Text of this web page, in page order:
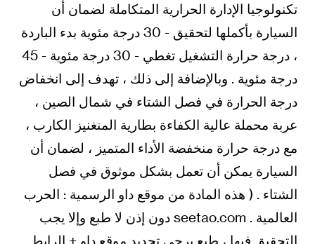
تكنولوجيا الإدارة الحرارية المتكاملة لضمان أن
السيارة بأكملها لتحقيق - 30 درجة مئوية بدء الباردة
، درجة حرارة التشغيل تغطي - 30 درجة مئوية - 45
درجة مئوية . وبالإضافة إلى ذلك ، تهدف إلى انخفاض
درجة الحرارة في فصل الشتاء في شمال الصين ،
عربة محملة عالية الكفاءة بطارية المنغنيز الكارب ،
مع درجة حرارة منخفضة الأداء المتميز ، لضمان أن
السيارة يمكن أن تعمل بشكل موثوق في فصل
الشتاء . ( هذه المادة من موقع داو الرسمية : الحرب
العالمية . seetao.com دون إذن لا طبع وإلا يجب
التحقيق فيها ، طبع يرجى تحديد موقع داو + الرابط